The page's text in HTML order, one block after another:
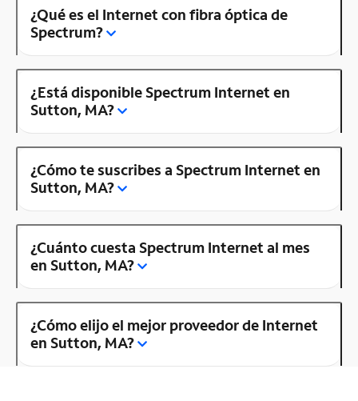
¿Qué es el Internet con fibra óptica de
Spectrum?
¿Está disponible Spectrum Internet en
Sutton, MA?
¿Cómo te suscribes a Spectrum Internet en
Sutton, MA?
¿Cuánto cuesta Spectrum Internet al mes
en Sutton, MA?
¿Cómo elijo el mejor proveedor de Internet
en Sutton, MA?